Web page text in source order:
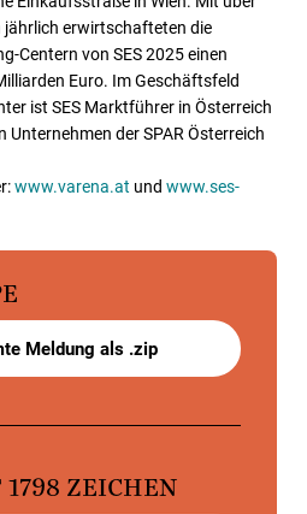
jährlich erwirtschafteten die
Centern von SES 2025 einen
Euro. Im Geschäftsfeld
ist SES Marktführer in Österreich
Unternehmen der SPAR Österreich
www.varena.at und www.ses-
Meldung als .zip
1798 ZEICHEN